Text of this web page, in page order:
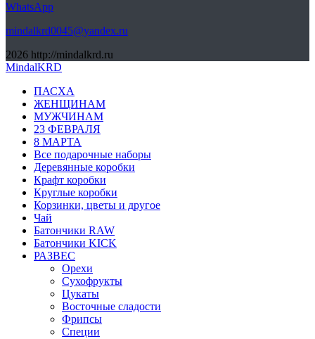
WhatsApp
mindalkrd0045@yandex.ru
2026 http://mindalkrd.ru
MindalKRD
ПАСХА
ЖЕНЩИНАМ
МУЖЧИНАМ
23 ФЕВРАЛЯ
8 МАРТА
Все подарочные наборы
Деревянные коробки
Крафт коробки
Круглые коробки
Корзинки, цветы и другое
Чай
Батончики RAW
Батончики KICK
РАЗВЕС
Орехи
Сухофрукты
Цукаты
Восточные сладости
Фрипсы
Специи